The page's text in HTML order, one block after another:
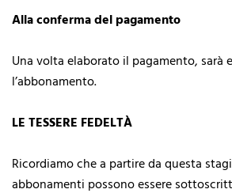
Alla conferma del pagamento
Una volta elaborato il pagamento, sarà
l’abbonamento.
LE TESSERE FEDELTÀ
Ricordiamo che a partire da questa
abbonamenti possono essere